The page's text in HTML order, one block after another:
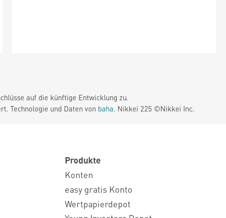
auf die künftige Entwicklung zu.
Technologie und Daten von baha. Nikkei 225 ©Nikkei Inc.
Produkte
Konten
easy gratis Konto
Wertpapierdepot